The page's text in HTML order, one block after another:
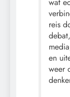
wat
reis
en
weer